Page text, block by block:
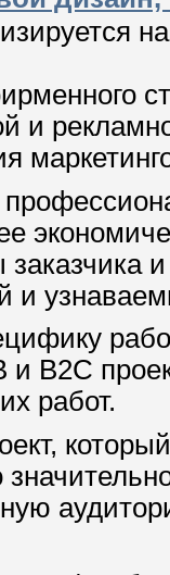
и
и
и
и B2C
работ.